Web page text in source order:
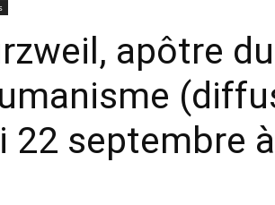
apôtre du
22 septembre